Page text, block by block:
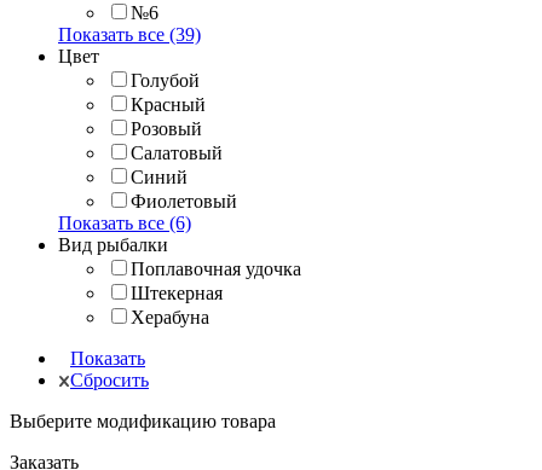
№6
Показать все (39)
Цвет
Голубой
Красный
Розовый
Салатовый
Синий
Фиолетовый
Показать все (6)
Вид рыбалки
Поплавочная удочка
Штекерная
Херабуна
Показать
Сбросить
Выберите модификацию товара
Заказать